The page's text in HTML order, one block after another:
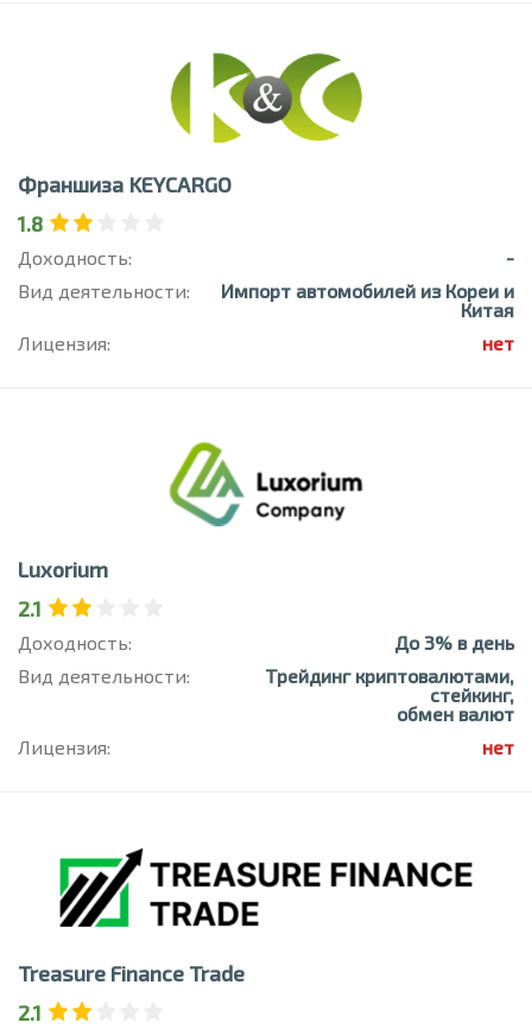
Франшиза KEYCARGO
1.8
Доходность:
-
Вид деятельности:
Импорт автомобилей из Кореи и
Китая
Лицензия:
нет
Luxorium
2.1
Доходность:
До 3% в день
Вид деятельности:
Трейдинг криптовалютами,
стейкинг,
обмен валют
Лицензия:
нет
Treasure Finance Trade
2.1